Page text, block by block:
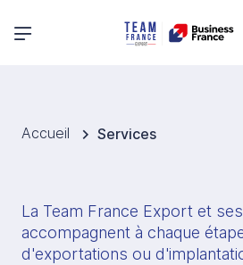
Menu principal
Accueil Services
La Team France Export et
accompagnent à chaque
d'exportations ou